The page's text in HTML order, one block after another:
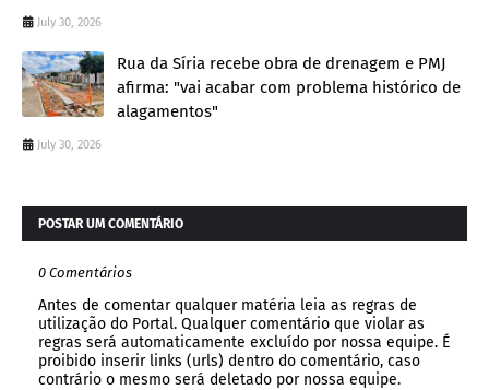
July 30, 2026
Rua da Síria recebe obra de drenagem e PMJ
afirma: "vai acabar com problema histórico de
alagamentos"
July 30, 2026
POSTAR UM COMENTÁRIO
0 Comentários
Antes de comentar qualquer matéria leia as regras de
utilização do Portal. Qualquer comentário que violar as
regras será automaticamente excluído por nossa equipe. É
proibido inserir links (urls) dentro do comentário, caso
contrário o mesmo será deletado por nossa equipe.